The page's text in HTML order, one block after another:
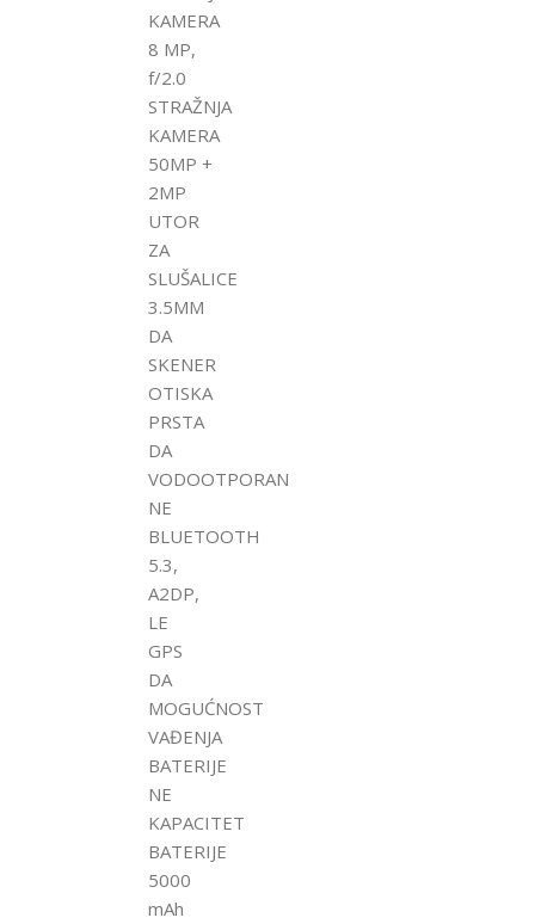
KAMERA
8 MP,
f/2.0
STRAŽNJA
KAMERA
50MP +
2MP
UTOR
ZA
SLUŠALICE
3.5MM
DA
SKENER
OTISKA
PRSTA
DA
VODOOTPORAN
NE
BLUETOOTH
5.3,
A2DP,
LE
GPS
DA
MOGUĆNOST
VAĐENJA
BATERIJE
NE
KAPACITET
BATERIJE
5000
mAh